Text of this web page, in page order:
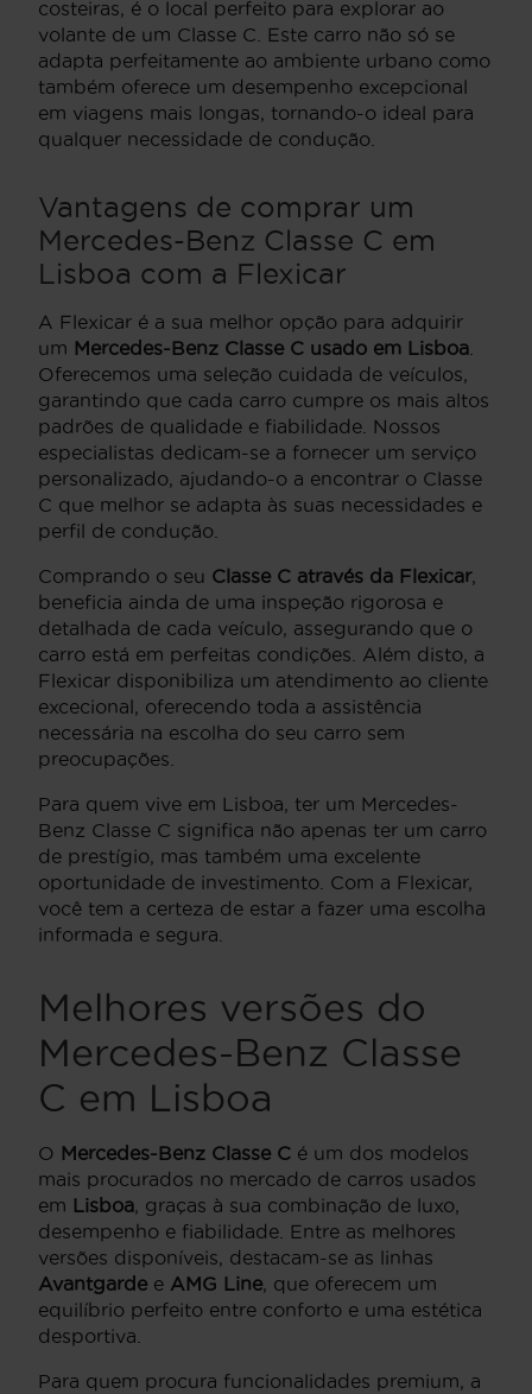
costeiras, é o local perfeito para explorar ao
volante de um Classe C. Este carro não só se
adapta perfeitamente ao ambiente urbano como
também oferece um desempenho excepcional
em viagens mais longas, tornando-o ideal para
qualquer necessidade de condução.
Vantagens de comprar um
Mercedes-Benz Classe C em
Lisboa com a Flexicar
A Flexicar é a sua melhor opção para adquirir
um Mercedes-Benz Classe C usado em Lisboa
Oferecemos uma seleção cuidada de veículos,
garantindo que cada carro cumpre os mais altos
padrões de qualidade e fiabilidade. Nossos
especialistas dedicam-se a fornecer um serviço
personalizado, ajudando-o a encontrar o Classe
C que melhor se adapta às suas necessidades e
perfil de condução.
Comprando o seu Classe C através da Flexicar,
beneficia ainda de uma inspeção rigorosa e
detalhada de cada veículo, assegurando que o
carro está em perfeitas condições. Além disto, a
Flexicar disponibiliza um atendimento ao cliente
excecional, oferecendo toda a assistência
necessária na escolha do seu carro sem
preocupações.
Para quem vive em Lisboa, ter um Mercedes-
Benz Classe C significa não apenas ter um carro
de prestígio, mas também uma excelente
oportunidade de investimento. Com a Flexicar,
você tem a certeza de estar a fazer uma escolha
informada e segura.
Melhores versões do
Mercedes-Benz Classe
C em Lisboa
O Mercedes-Benz Classe C é um dos modelos
mais procurados no mercado de carros usados
em Lisboa, graças à sua combinação de luxo,
desempenho e fiabilidade. Entre as melhores
versões disponíveis, destacam-se as linhas
Avantgarde e AMG Line, que oferecem um
equilíbrio perfeito entre conforto e uma estética
desportiva.
Para quem procura funcionalidades premium, a